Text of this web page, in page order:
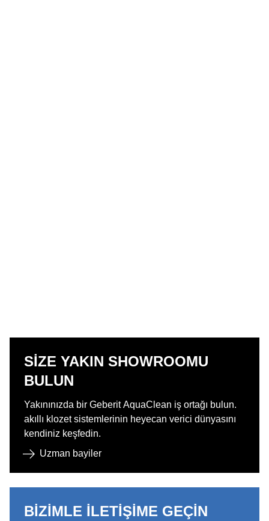
SIZE YAKIN SHOWROOMU
BULUN
Yakınınızda bir Geberit AquaClean iş ortağı bulun.
akıllı klozet sistemlerinin heyecan verici dünyasını
kendiniz keşfedin.
Uzman bayiler
BIZIMLE ILETIŞIME GEÇIN